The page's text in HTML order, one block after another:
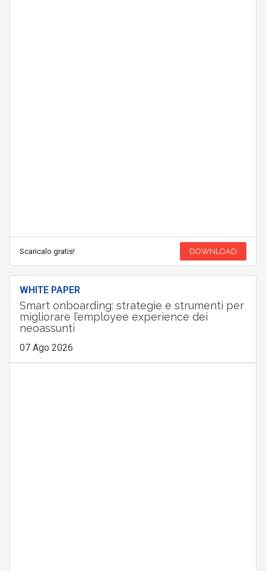
Scaricalo gratis! DOWNLOAD
WHITE PAPER
Smart onboarding: strategie e strumenti per
migliorare l’employee experience dei
neoassunti
07 Ago 2026